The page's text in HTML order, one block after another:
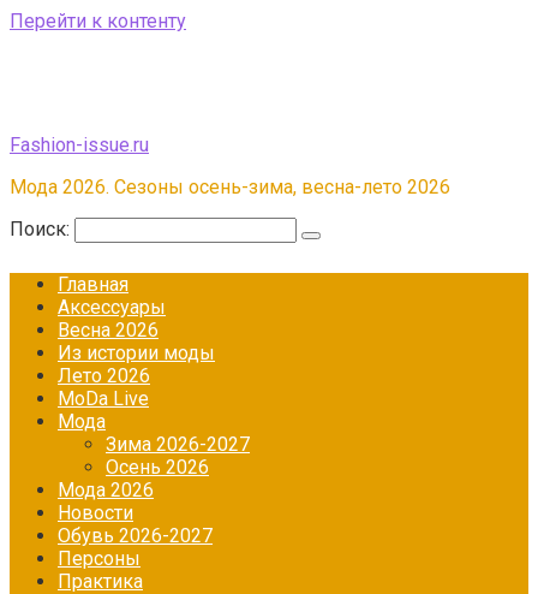
Перейти к контенту
Fashion-issue.ru
Мода 2026. Сезоны осень-зима, весна-лето 2026
Поиск:
Главная
Аксессуары
Весна 2026
Из истории моды
Лето 2026
МоDа Live
Мода
Зима 2026-2027
Осень 2026
Мода 2026
Новости
Обувь 2026-2027
Персоны
Практика